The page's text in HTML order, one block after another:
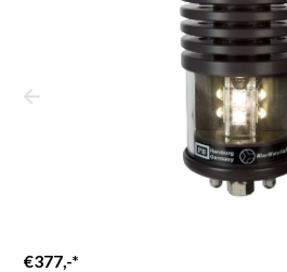
€377,-*